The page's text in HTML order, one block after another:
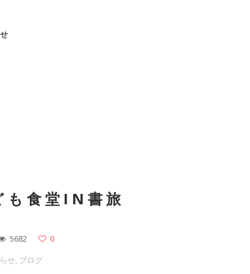
も食堂IN書旅
5682
0
せ, ブログ